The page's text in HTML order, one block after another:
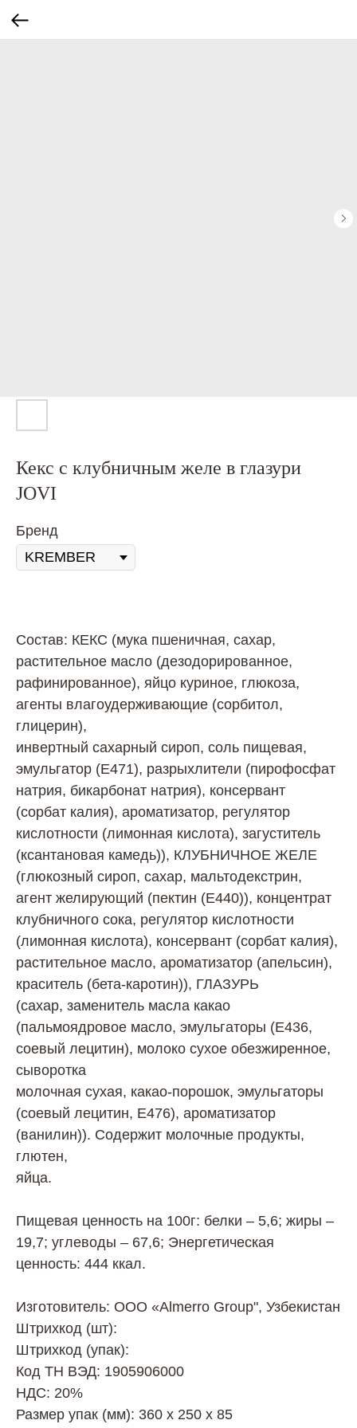
Кекс с клубничным желе в глазури
JOVI
Бренд
Состав: КЕКС (мука пшеничная, сахар,
растительное масло (дезодорированное,
рафинированное), яйцо куриное, глюкоза,
агенты влагоудерживающие (сорбитол,
глицерин),
инвертный сахарный сироп, соль пищевая,
эмульгатор (Е471), разрыхлители (пирофосфат
натрия, бикарбонат натрия), консервант
(сорбат калия), ароматизатор, регулятор
кислотности (лимонная кислота), загуститель
(ксантановая камедь)), КЛУБНИЧНОЕ ЖЕЛЕ
(глюкозный сироп, сахар, мальтодекстрин,
агент желирующий (пектин (Е440)), концентрат
клубничного сока, регулятор кислотности
(лимонная кислота), консервант (сорбат калия),
растительное масло, ароматизатор (апельсин),
краситель (бета-каротин)), ГЛАЗУРЬ
(сахар, заменитель масла какао
(пальмоядровое масло, эмульгаторы (Е436,
соевый лецитин), молоко сухое обезжиренное,
сыворотка
молочная сухая, какао-порошок, эмульгаторы
(соевый лецитин, Е476), ароматизатор
(ванилин)). Содержит молочные продукты,
глютен,
яйца.
Пищевая ценность на 100г: белки – 5,6; жиры –
19,7; углеводы – 67,6; Энергетическая
ценность: 444 ккал.
Изготовитель: ООО «Almerro Group", Узбекистан
Штрихкод (шт):
Штрихкод (упак):
Код ТН ВЭД: 1905906000
НДС: 20%
Размер упак (мм): 360 х 250 х 85